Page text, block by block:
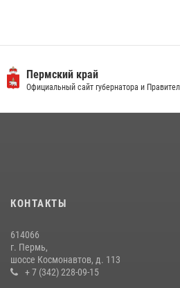
ветеринарно-санитарной службы с
13 июля 2026, 10:43
24 июля 2026, 08:45
Пермский край
Официальный сайт губернатора и
КОНТАКТЫ
614066
г. Пермь,
шоссе Космонавтов, д. 113
+ 7 (342) 228-09-15